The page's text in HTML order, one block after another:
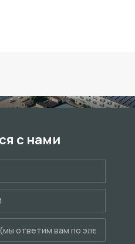
с нами